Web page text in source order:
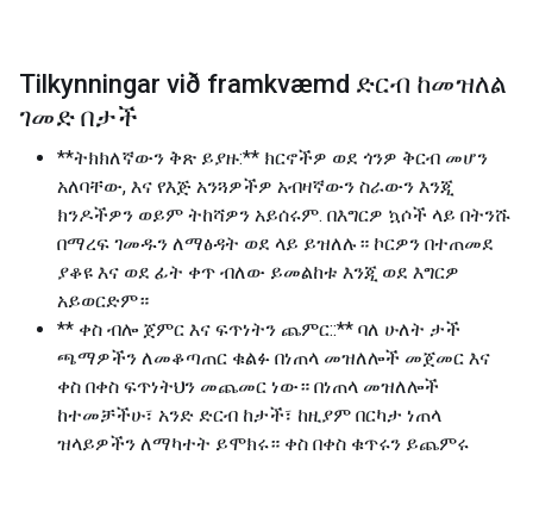
Tilkynningar við framkvæmd ድርብ ከመዝለል
ገመድ በታች
**ትክክለኛውን ቅጽ ይያዙ:** ክርኖችዎ ወደ ጎንዎ ቅርብ መሆን
አለባቸው, እና የእጅ አንጓዎችዎ አብዛኛውን ስራውን እንጂ
ክንዶችዎን ወይም ትከሻዎን አይሰሩም. በእግርዎ ኳሶች ላይ በትንሹ
በማረፍ ገመዱን ለማፅዳት ወደ ላይ ይዝለሉ። ኮርዎን በተጠመደ
ያቆዩ እና ወደ ፊት ቀጥ ብለው ይመልከቱ እንጂ ወደ እግርዎ
አይወርድም።
** ቀስ ብሎ ጀምር እና ፍጥነትን ጨምር::** ባለ ሁለት ታች
ጫማዎችን ለመቆጣጠር ቁልፉ በነጠላ መዝለሎች መጀመር እና
ቀስ በቀስ ፍጥነትህን መጨመር ነው። በነጠላ መዝለሎች
ከተመቻችሁ፣ አንድ ድርብ ከታች፣ ከዚያም በርካታ ነጠላ
ዝላይዎችን ለማካተት ይሞክሩ። ቀስ በቀስ ቁጥሩን ይጨምሩ